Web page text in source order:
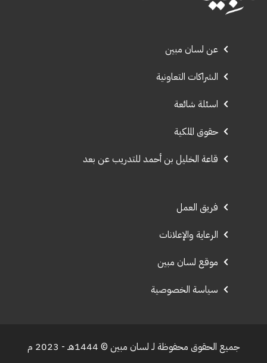
عن لسان مبين
الشراكات التعاونية
اسئلة شائعة
حقوق الملكية
قاعة الخليل بن أحمد للتدريب عن بعد
فريق العمل
الرعاية والإعلانات
موقع لسان مبين
سياسة الخصوصية
جميع الحقوق محفوظة لـ لسان مبين © 1444هـ - 2023 م